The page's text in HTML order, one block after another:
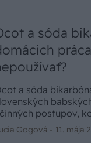
ako odstrániť
a sóda
a sóda
postupov,
Avšak, je
sa hovorí
Gogová - 11. mája